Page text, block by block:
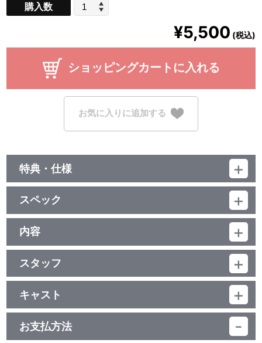
購入数
¥5,500 (税込)
ショッピングカートに入れる
お気に入りに追加する
特典・仕様
映像特典
・特報
・予告
・TVスポット
・チラ見せPV
・劇場公開時パンフレット データアーカイブ（静止画）
音声特典
キャスト＆スタッフによる新規収録【超銀河オーディオコメンタリ
・第1部：遠藤 綾（シェリル・ノーム）／中島 愛（ランカ・リー）
／吉野弘幸（脚本）
・第2部：遠藤 綾（シェリル・ノーム）／中島 愛（ランカ・リー）
スペック
品番：BCXA-1057
ジャンル：劇場公開アニメ
（本編115分＋映像特典5分）／DTS-HD Master Audio(5.1ch)・ﾘﾆ
ｱPCM(ｽﾃﾚｵ)、音声特典のみﾄﾞﾙﾋﾞｰﾃﾞｼﾞﾀﾙ(ｽﾃﾚｵ)／AVC／BD50G／
16:9<1080p High Definition>／カラー／確120分／全1巻
内容
制作年度：2011年
西暦2059年。人類が地球に代わる新天地を求めて、都市宇宙船で
銀河を航海する、そんな時代。変わらないはずの日常は、今大きな
うねりとなって流れ出す。銀河移民船団「マクロス・フロンティ
ア」に住む少年、早乙女アルトはバルキリー・パイロットとして成
長していた。運命に導かれ出逢った歌姫シェリル・ノームとスター
への階段を駆け上がる少女ランカ・リー。だがふたりの少女の歌声
には、船団をおびやかす重機甲生命体「バジュラ」にまつわる謎が
スタッフ
原作：河森正治、スタジオぬえ／監督：河森正治／副監督：佐藤英
一／演出：三浦和也、阿部雅司、酒井和男、高橋幸雄、阿保孝雄、
大川原保豪、平田智浩、玉田 博、原田孝宏／脚本：吉野弘幸、河森
正治／キャラクターデザイン：江端里沙、高橋裕一／メカニックデ
ザイン：石垣純哉、高倉武史／バルキリーデザイン：河森正治／コ
ンセプチュアルデザイン：宮武一貴／美術設定：平澤晃弘、
キャスト
早乙女アルト：中村悠一／シェリル・ノーム：遠藤 綾／ランカ・リ
ー：中島 愛／オズマ・リー：小西克幸／ミハエル・ブラン：神谷浩
史／ルカ・アンジェローニ：福山 潤／クラン・クラン：豊口めぐみ
お支払方法